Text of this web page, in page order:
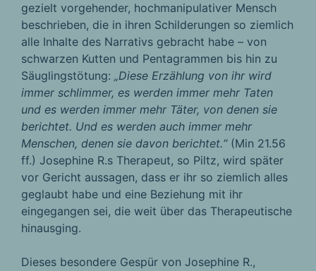
gezielt vorgehender, hochmanipulativer Mensch
beschrieben, die in ihren Schilderungen so ziemlich
alle Inhalte des Narrativs gebracht habe – von
schwarzen Kutten und Pentagrammen bis hin zu
Säuglingstötung: „Diese Erzählung von ihr wird
immer schlimmer, es werden immer mehr Taten
und es werden immer mehr Täter, von denen sie
berichtet. Und es werden auch immer mehr
Menschen, denen sie davon berichtet.“(Min 21.56
ff.) Josephine R.s Therapeut, so Piltz, wird später
vor Gericht aussagen, dass er ihr so ziemlich alles
geglaubt habe und eine Beziehung mit ihr
eingegangen sei, die weit über das Therapeutische
hinausging.
Dieses besondere Gespür von Josephine R.,